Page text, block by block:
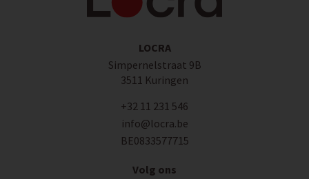
LOCRA
Simpernelstraat 9B
3511 Kuringen
+32 11 231 546
info@locra.be
BE0833577715
Volg ons